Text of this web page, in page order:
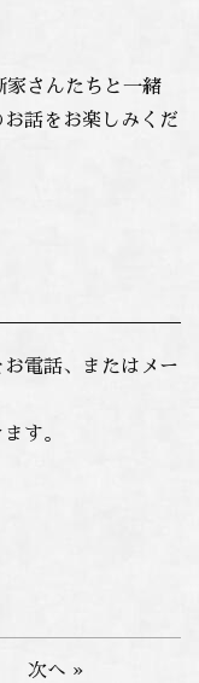
家さんたちと一緒
話をお楽しみくだ
電話、またはメー
す。
次へ »